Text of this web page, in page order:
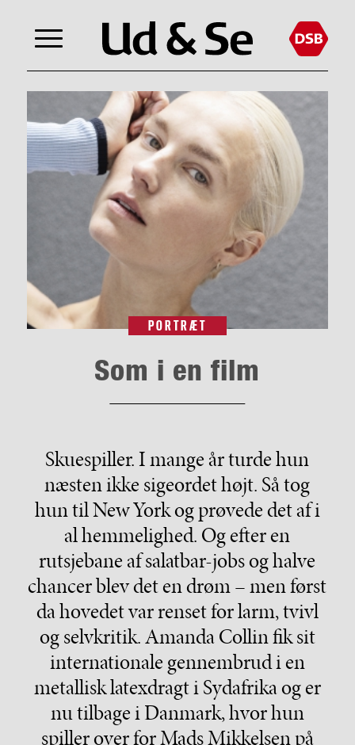
PORTRÆT
Som i en film
Skuespiller. I mange år turde hun
næsten ikke sigeordet højt. Så tog
hun til New York og prøvede det af i
al hemmelighed. Og efter en
rutsjebane af salatbar-jobs og halve
chancer blev det en drøm – men først
da hovedet var renset for larm, tvivl
og selvkritik. Amanda Collin fik sit
internationale gennembrud i en
metallisk latexdragt i Sydafrika og er
nu tilbage i Danmark, hvor hun
spiller over for Mads Mikkelsen på